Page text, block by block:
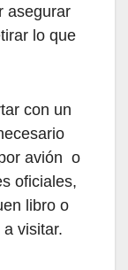
asegurar
lo que
con un
avión o
oficiales,
libro o
visitar.